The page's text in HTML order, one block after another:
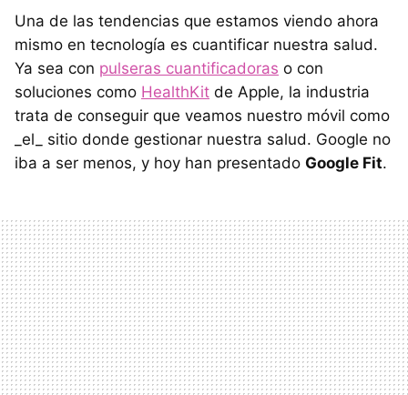
Una de las tendencias que estamos viendo ahora
mismo en tecnología es cuantificar nuestra salud.
Ya sea con pulseras cuantificadoras o con
soluciones como HealthKit de Apple, la industria
trata de conseguir que veamos nuestro móvil como
_el_ sitio donde gestionar nuestra salud. Google no
iba a ser menos, y hoy han presentado Google Fit.